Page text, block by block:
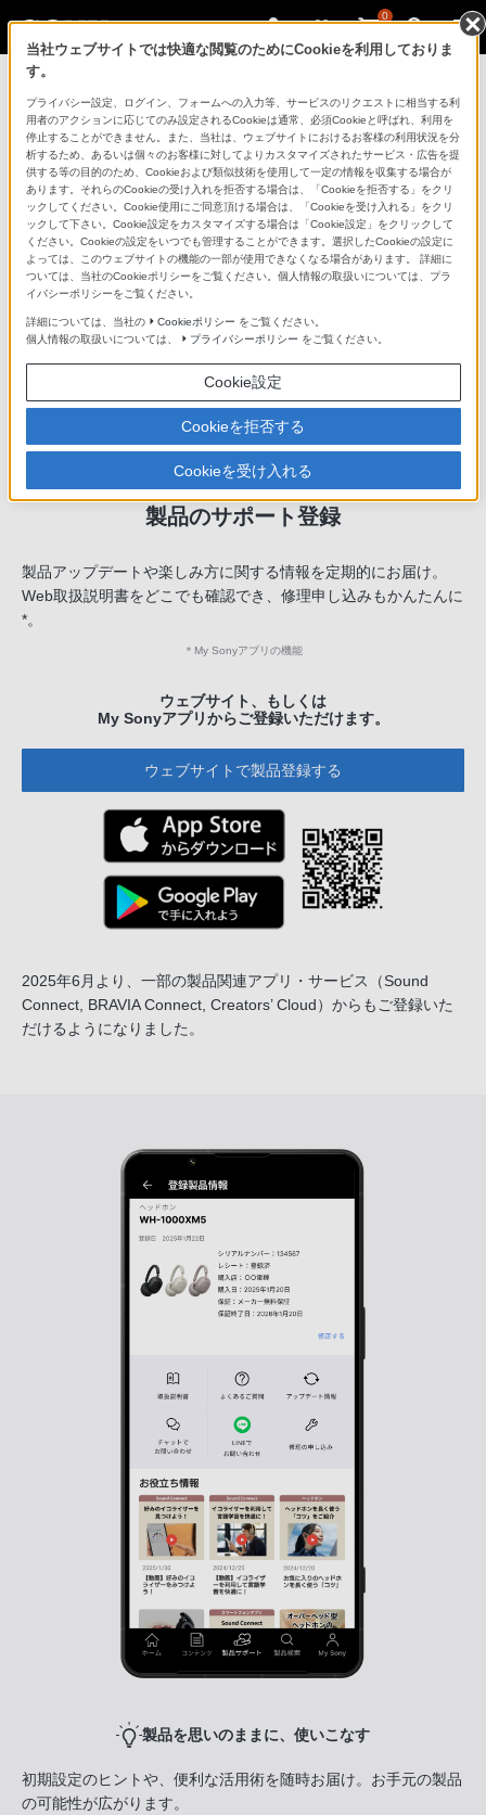
0
「できたらいいな」も
「安心」も
製品のサポート登録
製品アップデートや楽しみ方に関する情報を定期的にお届け。
Web取扱説明書をどこでも確認でき、修理申し込みもかんたんに
*。
＊ My Sonyアプリの機能
ウェブサイト、もしくは
My Sonyアプリからご登録いただけます。
ウェブサイトで製品登録する
2025年6月より、一部の製品関連アプリ・サービス
（Sound
Connect, BRAVIA Connect, Creators’ Cloud）からもご登録いた
だけるようになりました。
製品を思いのままに、使いこなす
初期設定のヒントや、便利な活用術を随時お届け。お手元の製品
の可能性が広がります。
当社ウェブサイトでは快適な閲覧のためにCookieを利用しておりま
す。
プライバシー設定、ログイン、フォームへの入力等、サービスのリクエストに相当する利
用者のアクションに応じてのみ設定されるCookieは通常、必須Cookieと呼ばれ、利用を
停止することができません。また、当社は、ウェブサイトにおけるお客様の利用状況を分
析するため、あるいは個々のお客様に対してよりカスタマイズされたサービス・広告を提
供する等の目的のため、Cookieおよび類似技術を使用して一定の情報を収集する場合が
あります。それらのCookieの受け入れを拒否する場合は、「Cookieを拒否する」をクリ
ックしてください。Cookie使用にご同意頂ける場合は、「Cookieを受け入れる」をクリ
ックして下さい。Cookie設定をカスタマイズする場合は「Cookie設定」をクリックして
ください。Cookieの設定をいつでも管理することができます。選択したCookieの設定に
よっては、このウェブサイトの機能の一部が使用できなくなる場合があります。 詳細に
ついては、当社のCookieポリシーをご覧ください。個人情報の取扱いについては、プラ
イバシーポリシーをご覧ください。
詳細については、当社の Cookieポリシー をご覧ください。
個人情報の取扱いについては、
プライバシーポリシー をご覧ください。
Cookie設定
Cookieを拒否する
Cookieを受け入れる